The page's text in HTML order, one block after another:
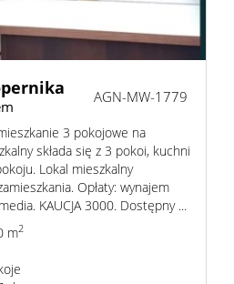
AGN-MW-1779
3 pokojowe na
składa się z 3 pokoi, kuchni
Lokal mieszkalny
Opłaty: wynajem
KAUCJA 3000. Dostępny ...
m2